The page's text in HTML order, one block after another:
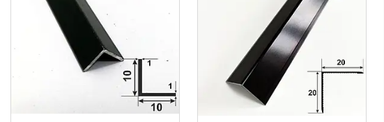
Алюмінієві протиковзкі
накладки
Алюмінієві пороги для підлоги
Профіль для скла душової під
плитку
Алюмінієвий плінтус для